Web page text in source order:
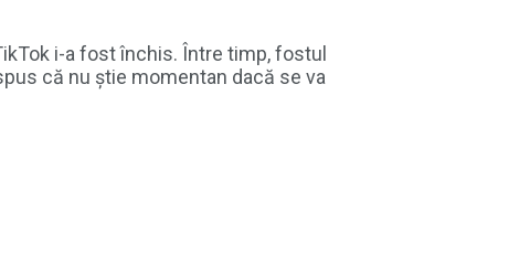
i-a fost închis. Între timp, fostul
că nu știe momentan dacă se va